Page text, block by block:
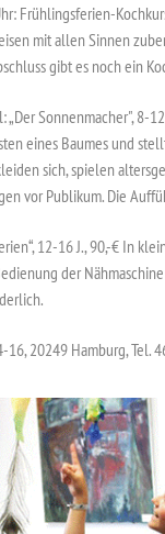
Frühlingsferien-
mit allen Sinnen
gibt es noch ein
Sonnenmacher", 8-
eines Baumes und
sich, spielen
vor Publikum. Die
12-16 J., 90,-€ In
der
20249 Hamburg, Tel.